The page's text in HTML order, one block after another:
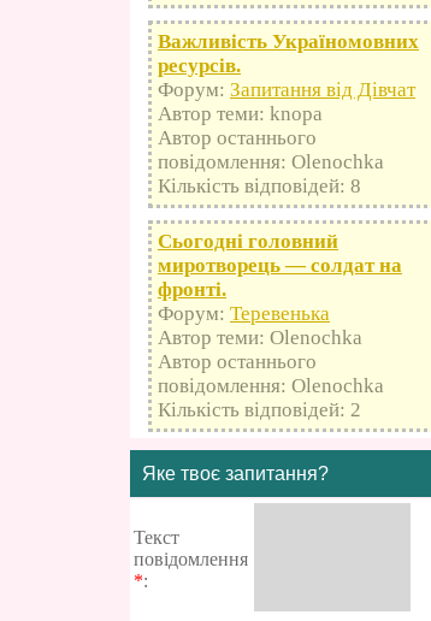
Важливість Україномовних
ресурсів.
Форум: Запитання від Дівчат
Автор теми: knopa
Автор останнього
повідомлення: Olenochka
Кількість відповідей: 8
Сьогодні головний
миротворець — солдат на
фронті.
Форум: Теревенька
Автор теми: Olenochka
Автор останнього
повідомлення: Olenochka
Кількість відповідей: 2
Яке твоє запитання?
Текст
повідомлення
*: